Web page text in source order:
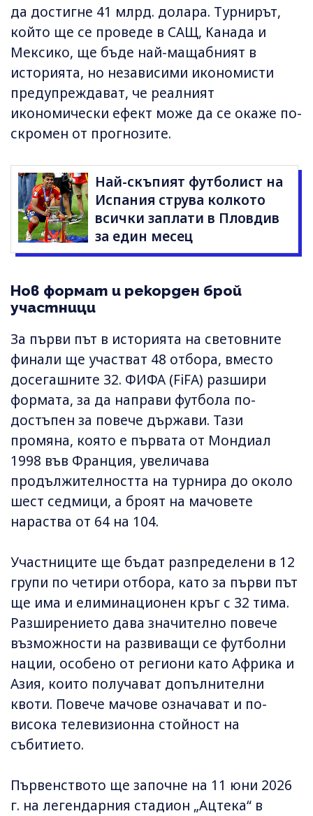
да достигне 41 млрд. долара. Турнирът,
който ще се проведе в САЩ, Канада и
Мексико, ще бъде най-мащабният в
историята, но независими икономисти
предупреждават, че реалният
икономически ефект може да се окаже по-
скромен от прогнозите.
Най-скъпият футболист на
Испания струва колкото
всички заплати в Пловдив
за един месец
Нов формат и рекорден брой
участници
За първи път в историята на световните
финали ще участват 48 отбора, вместо
досегашните 32. ФИФА (FiFA) разшири
формата, за да направи футбола по-
достъпен за повече държави. Тази
промяна, която е първата от Мондиал
1998 във Франция, увеличава
продължителността на турнира до около
шест седмици, а броят на мачовете
нараства от 64 на 104.
Участниците ще бъдат разпределени в 12
групи по четири отбора, като за първи път
ще има и елиминационен кръг с 32 тима.
Разширението дава значително повече
възможности на развиващи се футболни
нации, особено от региони като Африка и
Азия, които получават допълнителни
квоти. Повече мачове означават и по-
висока телевизионна стойност на
събитието.
Първенството ще започне на 11 юни 2026
г. на легендарния стадион „Ацтека“ в